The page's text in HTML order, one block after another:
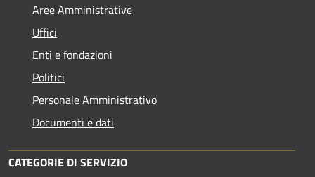
Aree Amministrative
Uffici
Enti e fondazioni
Politici
Personale Amministrativo
Documenti e dati
CATEGORIE DI SERVIZIO